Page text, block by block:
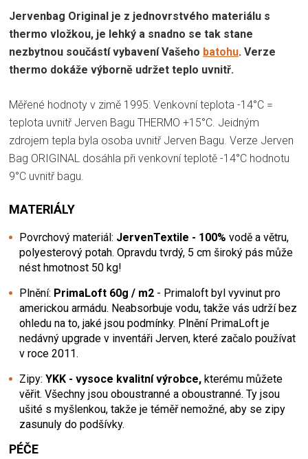
Jervenbag Original je z jednovrstvého materiálu s
thermo vložkou, je lehký a snadno se tak stane
nezbytnou součástí vybavení Vašeho batohu. Verze
thermo dokáže výborně udržet teplo uvnitř.
Měřené hodnoty v zimě 1995: Venkovní teplota -14°C =
teplota uvnitř Jerven Bagu THERMO +15°C. Jeidným
zdrojem tepla byla osoba uvnitř Jerven Bagu. Verze Jerven
Bag ORIGINAL dosáhla při venkovní teplotě -14°C hodnotu
9°C uvnitř bagu.
MATERIÁLY
Povrchový materiál: JervenTextile - 100% vodě a větru,
polyesterový potah. Opravdu tvrdý, 5 cm široký pás může
nést hmotnost 50 kg!
Plnění: PrimaLoft 60g / m2 - Primaloft byl vyvinut pro
americkou armádu. Neabsorbuje vodu, takže vás udrží bez
ohledu na to, jaké jsou podmínky. Plnění PrimaLoft je
nedávný upgrade v inventáři Jerven, které začalo používat
v roce 2011.
Zipy: YKK - vysoce kvalitní výrobce, kterému můžete
věřit. Všechny jsou oboustranné a oboustranné. Ty jsou
ušité s myšlenkou, takže je téměř nemožné, aby se zipy
zasunuly do podšívky.
PÉČE